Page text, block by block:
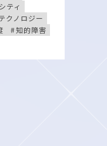
ティ
クノロジー
知的障害